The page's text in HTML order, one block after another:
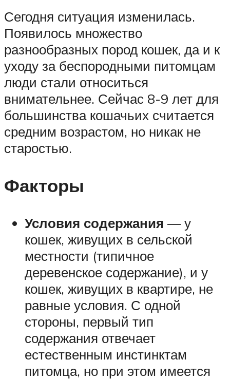
Сегодня ситуация изменилась.
Появилось множество
разнообразных пород кошек, да и к
уходу за беспородными питомцам
люди стали относиться
внимательнее. Сейчас 8-9 лет для
большинства кошачьих считается
средним возрастом, но никак не
старостью.
Факторы
Условия содержания — у
кошек, живущих в сельской
местности (типичное
деревенское содержание), и у
кошек, живущих в квартире, не
равные условия. С одной
стороны, первый тип
содержания отвечает
естественным инстинктам
питомца, но при этом имеется